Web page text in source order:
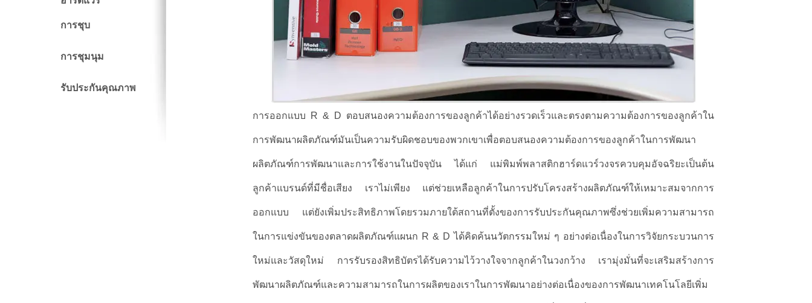
การชุบ
การชุมนุม
รับประกันคุณภาพ
การออกแบบ R & D ตอบสนองความต้องการของลูกค้าได้อย่างรวดเร็วและตรงตามความต้องการของลูกค้าใน
การพัฒนาผลิตภัณฑ์มันเป็นความรับผิดชอบของพวกเขาเพื่อตอบสนองความต้องการของลูกค้าในการพัฒนา
ผลิตภัณฑ์การพัฒนาและการใช้งานในปัจจุบัน ได้แก่ แม่พิมพ์พลาสติกฮาร์ดแวร์วงจรควบคุมอัจฉริยะเป็นต้น
ลูกค้าแบรนด์ที่มีชื่อเสียง เราไม่เพียง แต่ช่วยเหลือลูกค้าในการปรับโครงสร้างผลิตภัณฑ์ให้เหมาะสมจากการ
ออกแบบ แต่ยังเพิ่มประสิทธิภาพโดยรวมภายใต้สถานที่ตั้งของการรับประกันคุณภาพซึ่งช่วยเพิ่มความสามารถ
ในการแข่งขันของตลาดผลิตภัณฑ์แผนก R & D ได้คิดค้นนวัตกรรมใหม่ ๆ อย่างต่อเนื่องในการวิจัยกระบวนการ
ใหม่และวัสดุใหม่ การรับรองสิทธิบัตรได้รับความไว้วางใจจากลูกค้าในวงกว้าง เรามุ่งมั่นที่จะเสริมสร้างการ
พัฒนาผลิตภัณฑ์และความสามารถในการผลิตของเราในการพัฒนาอย่างต่อเนื่องของการพัฒนาเทคโนโลยีเพิ่ม